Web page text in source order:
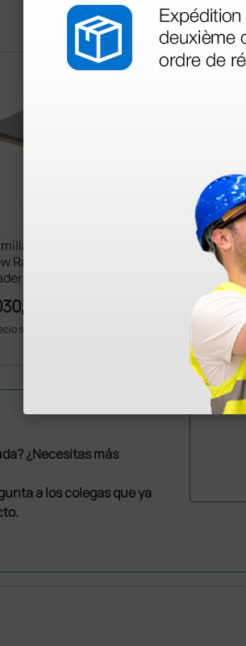
de exploración
Ramin large de
- gris
€
sin IVA)
¿Necesitas más
a los colegas que ya